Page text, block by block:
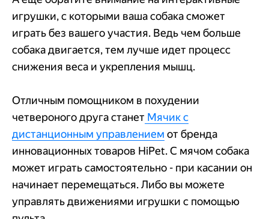
игрушки, с которыми ваша собака сможет
играть без вашего участия. Ведь чем больше
собака двигается, тем лучше идет процесс
снижения веса и укрепления мышц.
Отличным помощником в похудении
четвероного друга станет Мячик с
дистанционным управлением от бренда
инновационных товаров HiPet. С мячом собака
может играть самостоятельно - при касании он
начинает перемещаться. Либо вы можете
управлять движениями игрушки с помощью